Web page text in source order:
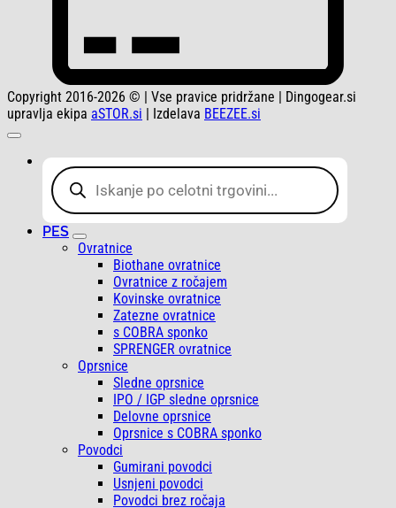
Copyright 2016-2026 © | Vse pravice pridržane | Dingogear.si
upravlja ekipa aSTOR.si | Izdelava BEEZEE.si
Products
search
PES
Ovratnice
Biothane ovratnice
Ovratnice z ročajem
Kovinske ovratnice
Zatezne ovratnice
s COBRA sponko
SPRENGER ovratnice
Oprsnice
Sledne oprsnice
IPO / IGP sledne oprsnice
Delovne oprsnice
Oprsnice s COBRA sponko
Povodci
Gumirani povodci
Usnjeni povodci
Povodci brez ročaja